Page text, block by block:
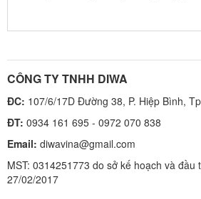
CÔNG TY TNHH DIWA
ĐC: 107/6/17D Đường 38, P. Hiệp Bình,
ĐT: 0934 161 695 - 0972 070 838
Email: diwavina@gmail.com
MST: 0314251773 do sở kế hoạch và đầu
27/02/2017